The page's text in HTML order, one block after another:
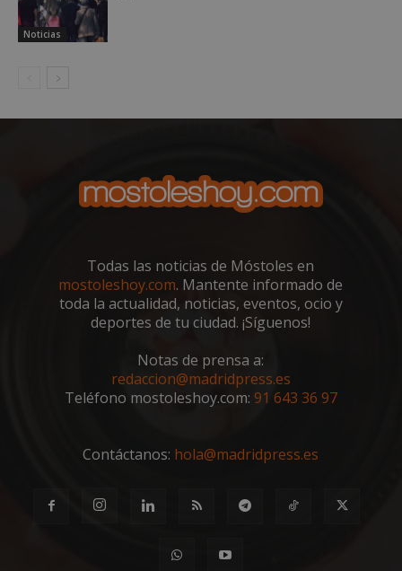
Noticias
Todas las noticias de Móstoles en
mostoleshoy.com. Mantente informado de
toda la actualidad, noticias, eventos, ocio y
deportes de tu ciudad. ¡Síguenos!
Notas de prensa a:
redaccion@madridpress.es
Teléfono mostoleshoy.com: 91 643 36 97
Contáctanos: hola@madridpress.es
__cf_bm
VISITOR_PRIVACY_METADATA
YouTube